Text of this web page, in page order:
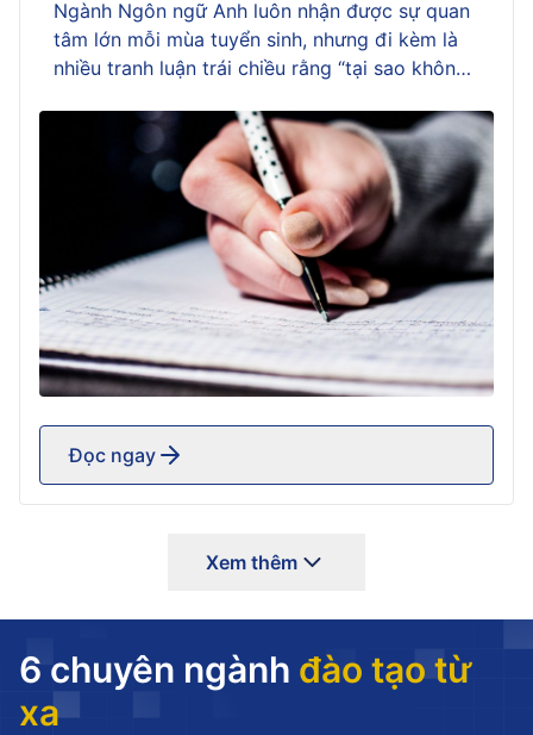
viên và người trong
nghề
Ngành Ngôn ngữ Anh luôn nhận được sự quan
tâm lớn mỗi mùa tuyển sinh, nhưng đi kèm là
nhiều tranh luận trái chiều rằng “tại sao không
băn khoăn vì nghe những ý kiến cho rằng học
Ngôn ngữ Anh khó, cạnh tranh cao hoặc […]
Đọc ngay
Xem thêm
6 chuyên ngành đào tạo từ
xa